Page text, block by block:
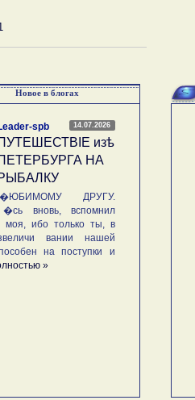
Новое в блогах
14.07.2026
spb
изѣ
НА
ДРУГУ.
вновь, вспомнил
моя, ибо только ты, в
вании нашей
на поступки и
»